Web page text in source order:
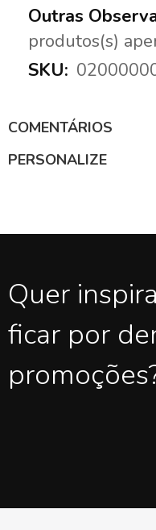
produtos(s)
COMENTÁRIOS
PERSONALIZE
Quer
ficar por